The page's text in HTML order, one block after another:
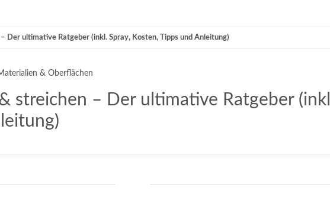
Der ultimative Ratgeber (inkl. Spray, Kosten, Tipps und Anleitung)
& Oberflächen
streichen – Der ultimative Ratgeber